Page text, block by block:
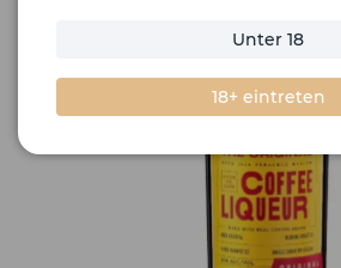
Unter 18
18+ eintreten